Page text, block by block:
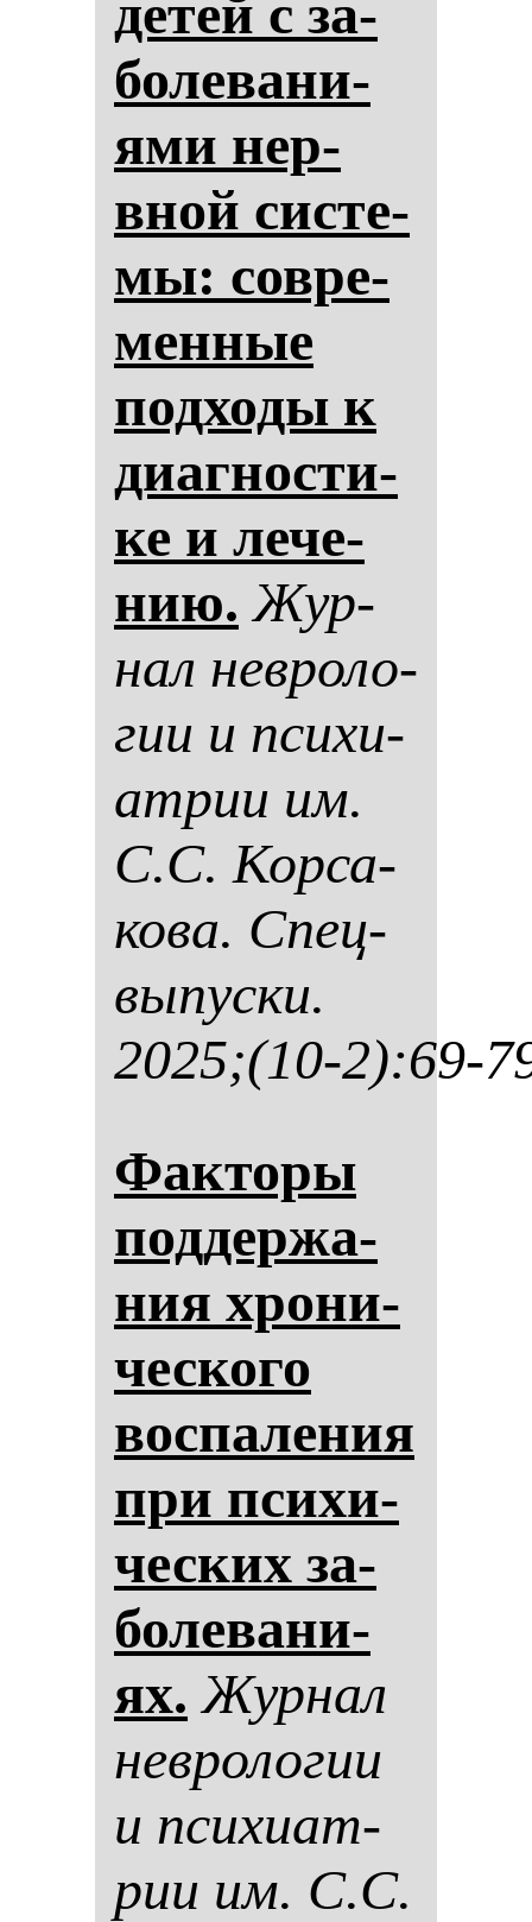
де­тей с за­
бо­ле­ва­ни­
ями нер­
вной сис­те­
мы: сов­ре­
мен­ные
под­хо­ды к
ди­аг­нос­ти­
ке и ле­че­
нию. Жур­
нал нев­ро­ло­
гии и пси­хи­
ат­рии им.
С.С. Кор­са­
ко­ва. Спец­
вы­пус­ки.
2025;(10-2):69-
Фак­то­ры
под­дер­жа­
ния хро­ни­
чес­ко­го
вос­па­ле­ния
при пси­хи­
чес­ких за­
бо­ле­ва­ни­
ях. Жур­нал
нев­ро­ло­гии
и пси­хи­ат­
рии им. С.С.